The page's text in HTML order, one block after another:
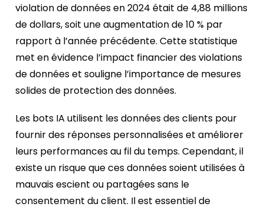
violation de données en 2024 était de 4,88 millions
de dollars, soit une augmentation de 10 % par
rapport à l’année précédente. Cette statistique
met en évidence l’impact financier des violations
de données et souligne l’importance de mesures
solides de protection des données.
Les bots IA utilisent les données des clients pour
fournir des réponses personnalisées et améliorer
leurs performances au fil du temps. Cependant, il
existe un risque que ces données soient utilisées à
mauvais escient ou partagées sans le
consentement du client. Il est essentiel de